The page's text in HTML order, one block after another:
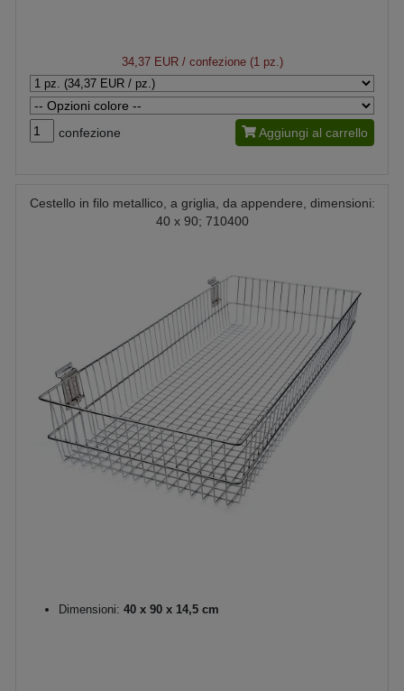
34,37 EUR/ confezione (1 pz.)
confezione Aggiungi al carrello
Cestello in filo metallico, a griglia, da appendere, dimensioni:
40 x 90; 710400
Dimensioni: 40 x 90 x 14,5 cm